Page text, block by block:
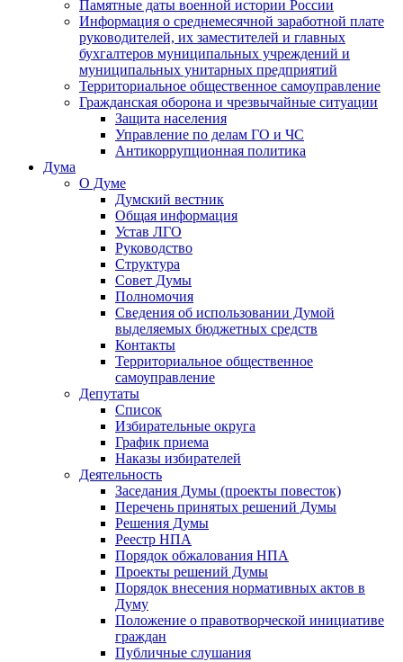
Памятные даты военной истории России
Информация о среднемесячной заработной плате
руководителей, их заместителей и главных
бухгалтеров муниципальных учреждений и
муниципальных унитарных предприятий
Территориальное общественное самоуправление
Гражданская оборона и чрезвычайные ситуации
Защита населения
Управление по делам ГО и ЧС
Антикоррупционная политика
Дума
О Думе
Думский вестник
Общая информация
Устав ЛГО
Руководство
Структура
Совет Думы
Полномочия
Сведения об использовании Думой
выделяемых бюджетных средств
Контакты
Территориальное общественное
самоуправление
Депутаты
Список
Избирательные округа
График приема
Наказы избирателей
Деятельность
Заседания Думы (проекты повесток)
Перечень принятых решений Думы
Решения Думы
Реестр НПА
Порядок обжалования НПА
Проекты решений Думы
Порядок внесения нормативных актов в
Думу
Положение о правотворческой инициативе
граждан
Публичные слушания